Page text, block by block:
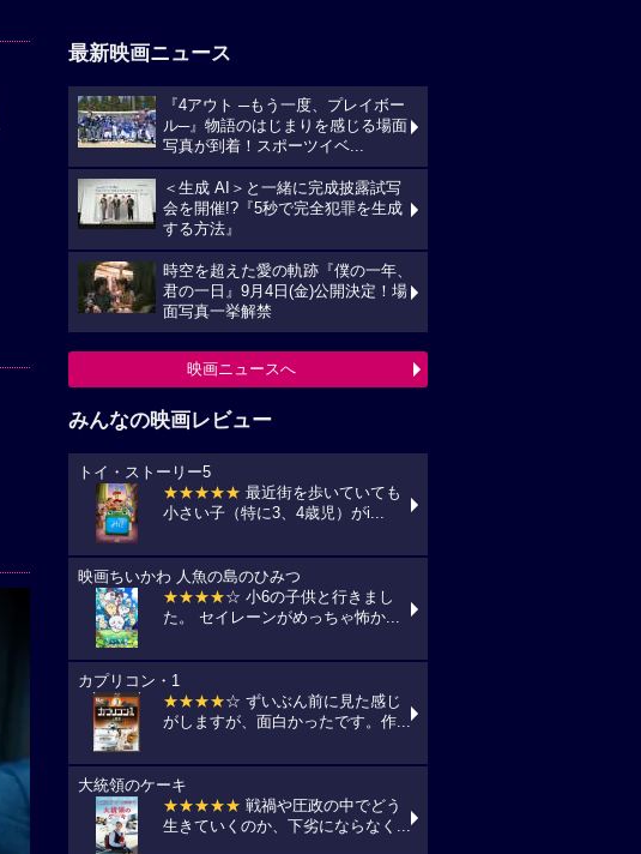
最新映画ニュース
『4アウト ─もう一度、プレイボー
ル─』物語のはじまりを感じる場面
写真が到着！スポーツイベ...
＜生成 AI＞と一緒に完成披露試写
会を開催!?『5秒で完全犯罪を生成
する方法』
時空を超えた愛の軌跡『僕の一年、
君の一日』9月4日(金)公開決定！場
面写真一挙解禁
映画ニュースへ
みんなの映画レビュー
トイ・ストーリー5
★★★★★ 最近街を歩いていても
小さい子（特に3、4歳児）がi...
映画ちいかわ 人魚の島のひみつ
★★★★☆ 小6の子供と行きまし
た。 セイレーンがめっちゃ怖か...
カプリコン・1
★★★★☆ ずいぶん前に見た感じ
がしますが、面白かったです。作...
大統領のケーキ
★★★★★ 戦禍や圧政の中でどう
生きていくのか、下劣にならなく...